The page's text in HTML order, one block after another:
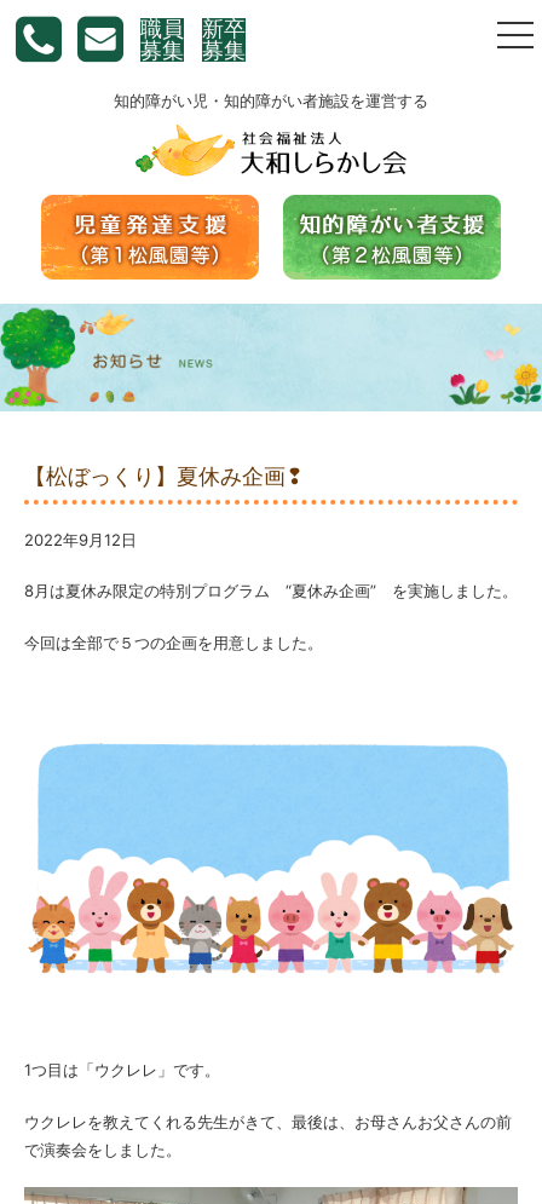
職員
募集
新卒
募集
知的障がい児・知的障がい者施設を運営する
【松ぼっくり】夏休み企画❢
2022年9月12日
8月は夏休み限定の特別プログラム “夏休み企画” を実施しました。
今回は全部で５つの企画を用意しました。
1つ目は「ウクレレ」です。
ウクレレを教えてくれる先生がきて、最後は、お母さんお父さんの前
で演奏会をしました。